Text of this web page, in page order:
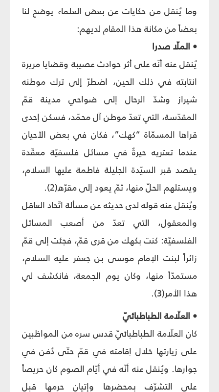
وما يُنقل من حكايات عن بعض العلماء يوضح لنا
بعضاً من مكانة هذا المقام لديهم:
• الملّا صدرا
يُنقل عنه أنّه على أثر حوادث عصيبة وقضايا مريرة
انتابته في ذلك الحين، اضطرّ إلى ترك موطنه
شيراز وشدّ الرحال إلى ضواحي مدينة قمّ
المقدّسة، التي تعدّ موطن آل محمّد، فسكن إحدى
قراها المسمّاة “كهك”، فكان في بعض الأحيان
عندما تعتريه حيرةٌ في مسائل فلسفيّة معقّدة
يقصد قبر السيّدة الجليلة فاطمة عليها السلام،
ويستلهم الحلّ منها، ثمّ يعود إلى مقرّه(2).
ويُنقل عنه قوله لدى حديثه عن مسألة اتّحاد العاقل
والمعقول، التي تعدّ من أصعب المسائل
الفلسفيّة: كنت بكهك من قرى قمّ، فجئت إلى قمّ
زائراً لبنت الإمام موسى بن جعفر عليه السلام،
مستمدّاً منها، وكان يوم الجمعة، فانكشف لي
هذا الأمر(3).
• العلّامة الطباطبائيّ
كان العلّامة الطباطبائيّ قدس سره من المواظبين
على زيارتها خلال إقامته في قمّ حتّى دُفن في
جوارها. ويُنقل عنه أنّه في أيّام الصوم كان حريصاً
على التشرّف بمحضرها وإتيان حرمها قبل